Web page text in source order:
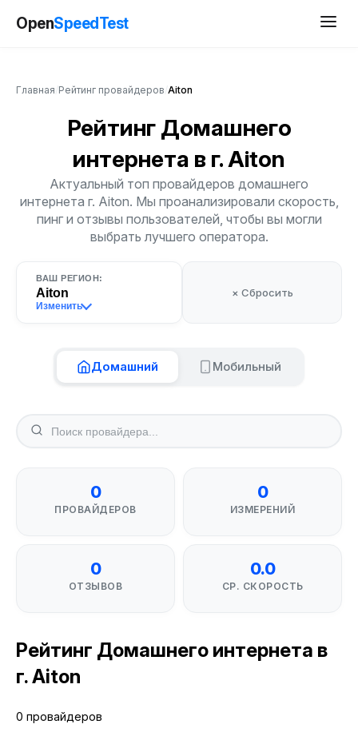
OpenSpeedTest
Главная Рейтинг провайдеров Aiton
Рейтинг Домашнего
интернета в г. Aiton
Актуальный топ провайдеров домашнего
интернета г. Aiton. Мы проанализировали скорость,
пинг и отзывы пользователей, чтобы вы могли
выбрать лучшего оператора.
ВАШ РЕГИОН:
Aiton
Изменить
× Сбросить
Домашний Мобильный
0
ПРОВАЙДЕРОВ
0
ИЗМЕРЕНИЙ
0
ОТЗЫВОВ
0.0
СР. СКОРОСТЬ
Рейтинг Домашнего интернета в
г. Aiton
0 провайдеров